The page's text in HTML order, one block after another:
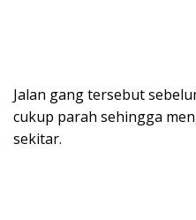
Jalan gang tersebut
cukup parah sehingga
sekitar.